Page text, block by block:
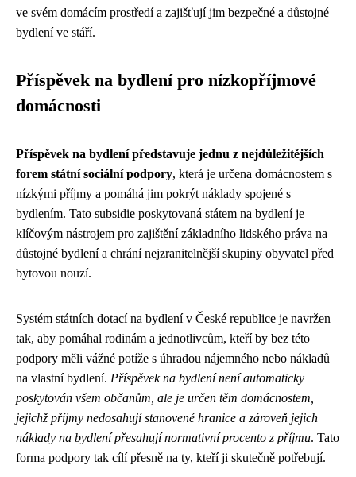
ve svém domácím prostředí a zajišťují jim bezpečné a důstojné
bydlení ve stáří.
Příspěvek na bydlení pro nízkopříjmové
domácnosti
Příspěvek na bydlení představuje jednu z nejdůležitějších
forem státní sociální podpory, která je určena domácnostem s
nízkými příjmy a pomáhá jim pokrýt náklady spojené s
bydlením. Tato subsidie poskytovaná státem na bydlení je
klíčovým nástrojem pro zajištění základního lidského práva na
důstojné bydlení a chrání nejzranitelnější skupiny obyvatel před
bytovou nouzí.
Systém státních dotací na bydlení v České republice je navržen
tak, aby pomáhal rodinám a jednotlivcům, kteří by bez této
podpory měli vážné potíže s úhradou nájemného nebo nákladů
na vlastní bydlení. Příspěvek na bydlení není automaticky
poskytován všem občanům, ale je určen těm domácnostem,
jejichž příjmy nedosahují stanovené hranice a zároveň jejich
náklady na bydlení přesahují normativní procento z příjmu. Tato
forma podpory tak cílí přesně na ty, kteří ji skutečně potřebují.